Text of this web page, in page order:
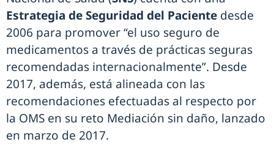
Estrategia de Seguridad del Paciente desde
2006 para promover “el uso seguro de
medicamentos a través de prácticas seguras
recomendadas internacionalmente”. Desde
2017, además, está alineada con las
recomendaciones efectuadas al respecto por
la OMS en su reto Mediación sin daño, lanzado
en marzo de 2017.